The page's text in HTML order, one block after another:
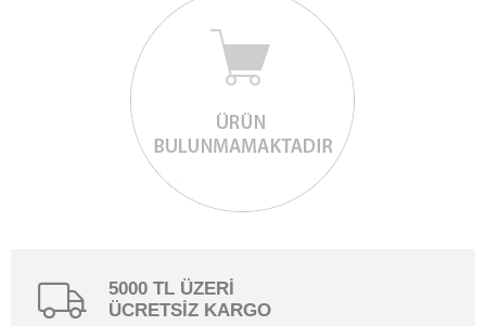
5000 TL ÜZERİ
ÜCRETSİZ KARGO